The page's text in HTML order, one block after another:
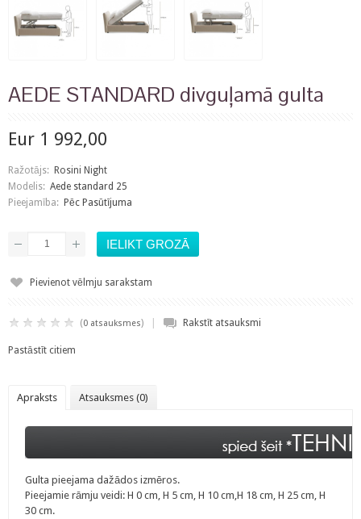
AEDE STANDARD divguļamā gulta
Eur 1 992,00
Ražotājs:
Rosini Night
Modelis: Aede standard 25
Pieejamība: Pēc Pasūtījuma
Pievienot vēlmju sarakstam
(0 atsauksmes) Rakstīt atsauksmi
Pastāstīt citiem
Apraksts Atsauksmes (0)
Gulta pieejama dažādos izmēros.
Pieejamie rāmju veidi: H 0 cm, H 5 cm, H 10 cm,H 18 cm, H 25 cm, H
30 cm.